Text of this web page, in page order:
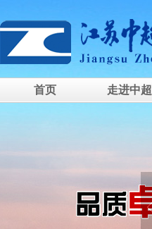
首页 走进中超